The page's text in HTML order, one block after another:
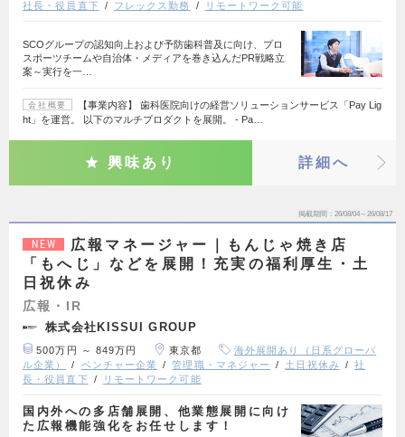
社長・役員直下
フレックス勤務 リモートワーク可能
SCOグループの認知向上および予防歯科普及に向け、プロ
スポーツチームや自治体・メディアを巻き込んだPR戦略立
案～実行を一…
会社概要
【事業内容】 歯科医院向けの経営ソリューションサービス「Pay Lig
ht」を運営。 以下のマルチプロダクトを展開。 - Pa…
興味あり 詳細へ
掲載期間 26/08/04～26/08/17
NEW
広報マネージャー｜もんじゃ焼き店
「もへじ」などを展開！充実の福利厚生・土
日祝休み
広報・IR
株式会社KISSUI GROUP
500万円 ～ 849万円 東京都
海外展開あり（日系グローバ
ル企業）
ベンチャー企業 管理職・マネジャー 土日祝休み
社
長・役員直下
リモートワーク可能
国内外への多店舗展開、他業態展開に向け
た広報機能強化をお任せします！